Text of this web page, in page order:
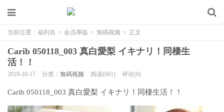
当前位置： 福利岛 > 会员專版 > 無碼视频 > 正文
Carib 050118_003 真白愛梨 イキナリ！同棲生
活！！
2019-10-17 分类： 無碼视频 阅读(661) 评论(0)
Carib 050118_003 真白愛梨 イキナリ！同棲生活！！